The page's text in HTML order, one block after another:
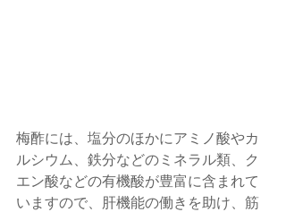
梅酢には、塩分のほかにアミノ酸やカ
ルシウム、鉄分などのミネラル類、ク
エン酸などの有機酸が豊富に含まれて
いますので、肝機能の働きを助け、筋